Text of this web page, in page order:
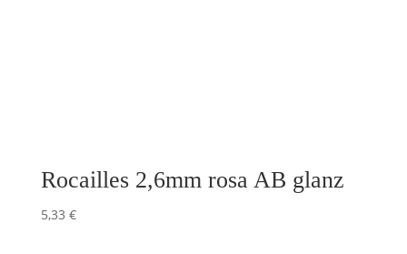
Rocailles 2,6mm rosa AB glanz
5,33 €